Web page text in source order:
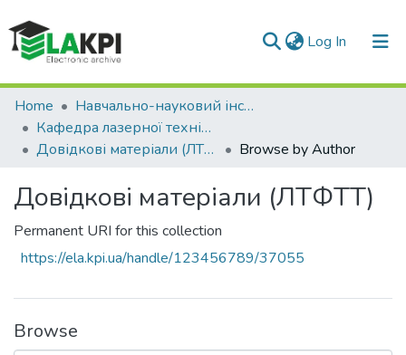
Log In (current)
Communities & Collections
All of DSpace
Home
Навчально-науковий інститут матеріалознавства та зварювання ім. Є.О. Патона (НН ІМЗ ім. Є.О. Патона)
Кафедра лазерної техніки та фізико-технічних технологій (ЛТФТТ)
Довідкові матеріали (ЛТФТТ)
Browse by Author
Довідкові матеріали (ЛТФТТ)
Permanent URI for this collection
https://ela.kpi.ua/handle/123456789/37055
Browse